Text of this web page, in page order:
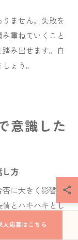
ません。失敗を
重ねていくこと
み出せます。自
ょう。
意識した
方
に大きく影響し
とハキハキとし
クトです。緊張
人応募はこちら